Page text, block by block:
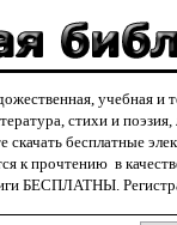
учебная и
стихи и
бесплатные
к прочтению в
БЕСПЛАТНЫ.